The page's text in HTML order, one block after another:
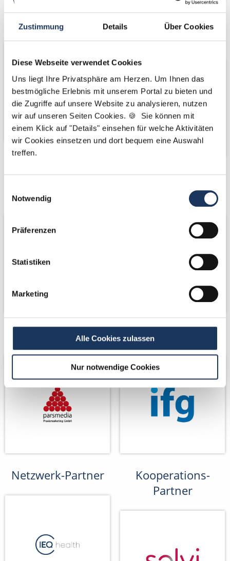
Zustimmung Details Über Cookies
Diese Webseite verwendet Cookies
Uns liegt Ihre Privatsphäre am Herzen. Um Ihnen das
bestmögliche Erlebnis mit unserem Portal zu bieten und
die Zugriffe auf unsere Website zu analysieren, nutzen
wir auf unseren Seiten Cookies. 🍪 Sie können mit
einem Klick auf "Details" einsehen für welche Aktivitäten
wir Cookies einsetzen und dort bequem eine Auswahl
treffen.
Notwendig
Präferenzen
Statistiken
Marketing
Alle Cookies zulassen
Nur notwendige Cookies
Wir fördern
Wir pflanzen
Bäume
Kooperations-
Partner
Kooperations-
Partner
Netzwerk-Partner Netzwerk-Partner
Netzwerk-Partner
Kooperations-
Partner